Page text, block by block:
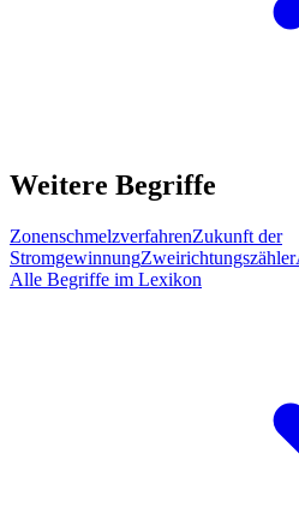
Weitere Begriffe
ZonenschmelzverfahrenZukunft der
StromgewinnungZweirichtungszähler
Alle Begriffe im Lexikon